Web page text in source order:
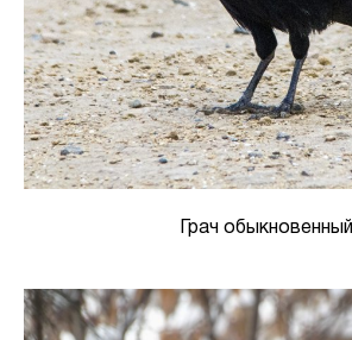
Грач обыкновенный